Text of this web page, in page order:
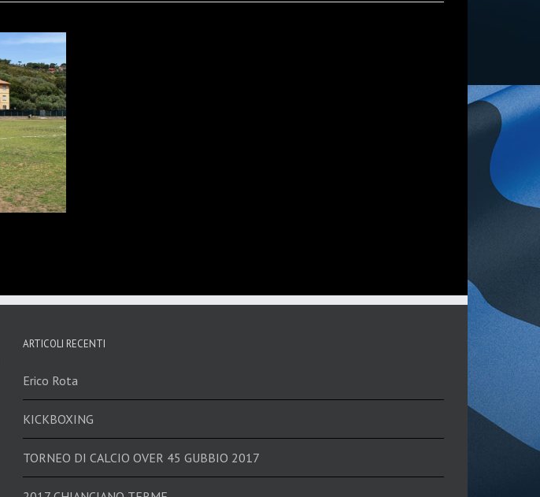
ARTICOLI RECENTI
Erico Rota
KICKBOXING
TORNEO DI CALCIO OVER 45 GUBBIO 2017